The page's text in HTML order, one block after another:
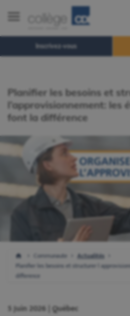
Inscrivez-vous
Planifier les besoins et
l’approvisionnement: les
font la différence
Communaute
Actualités
Planifier les besoins et structurer l
difference
5 Juin 2026 | Québec